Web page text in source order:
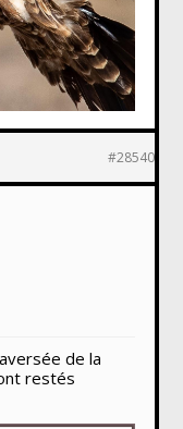
#28540
de la
restés